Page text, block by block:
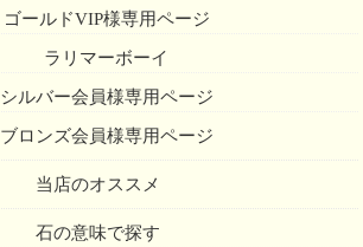
ゴールドVIP様専用ページ
ラリマーボーイ
シルバー会員様専用ページ
ブロンズ会員様専用ページ
当店のオススメ
石の意味で探す